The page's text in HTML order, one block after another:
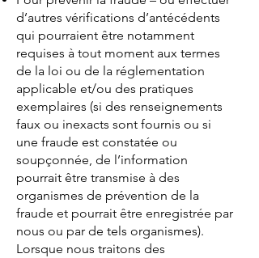
d’autres vérifications d’antécédents
qui pourraient être notamment
requises à tout moment aux termes
de la loi ou de la réglementation
applicable et/ou des pratiques
exemplaires (si des renseignements
faux ou inexacts sont fournis ou si
une fraude est constatée ou
soupçonnée, de l’information
pourrait être transmise à des
organismes de prévention de la
fraude et pourrait être enregistrée par
nous ou par de tels organismes).
Lorsque nous traitons des